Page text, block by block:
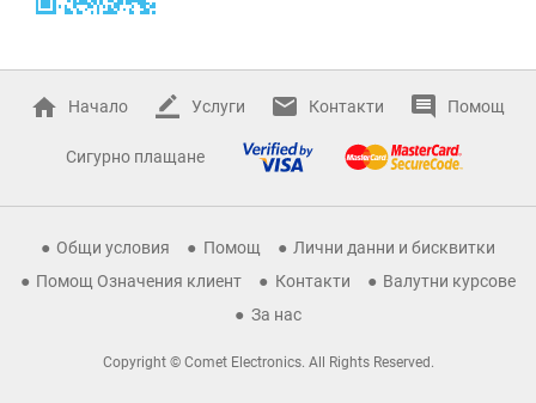
Начало Услуги Контакти Помощ
Сигурно плащане
Общи условия Помощ
Лични данни и бисквитки
Помощ Означения клиент
Контакти
Валутни курсове
За нас
Copyright © Comet Electronics. All Rights Reserved.